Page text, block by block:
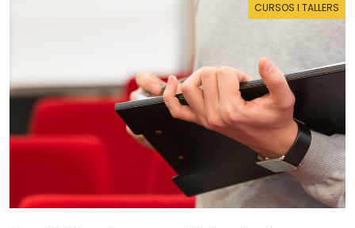
CURSOS I TALLERS